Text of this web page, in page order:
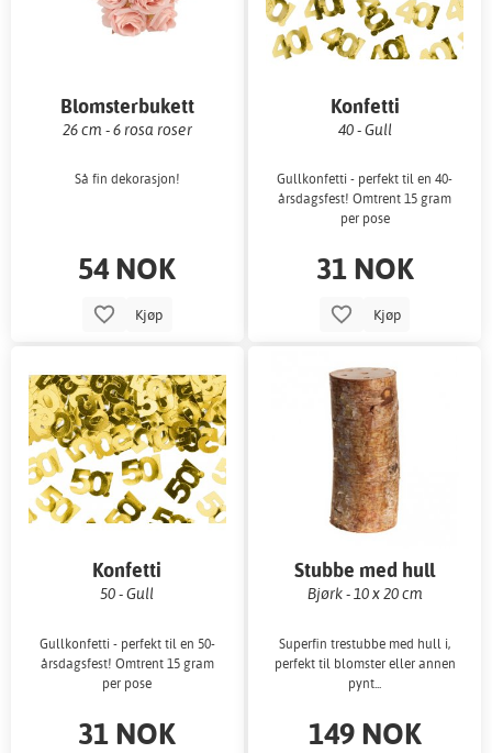
Blomsterbukett
26 cm - 6 rosa roser
Så fin dekorasjon!
54 NOK
Kjøp
Konfetti
40 - Gull
Gullkonfetti - perfekt til en 40-
årsdagsfest! Omtrent 15 gram
per pose
31 NOK
Kjøp
Konfetti
50 - Gull
Gullkonfetti - perfekt til en 50-
årsdagsfest! Omtrent 15 gram
per pose
31 NOK
Stubbe med hull
Bjørk - 10 x 20 cm
Superfin trestubbe med hull i,
perfekt til blomster eller annen
pynt...
149 NOK